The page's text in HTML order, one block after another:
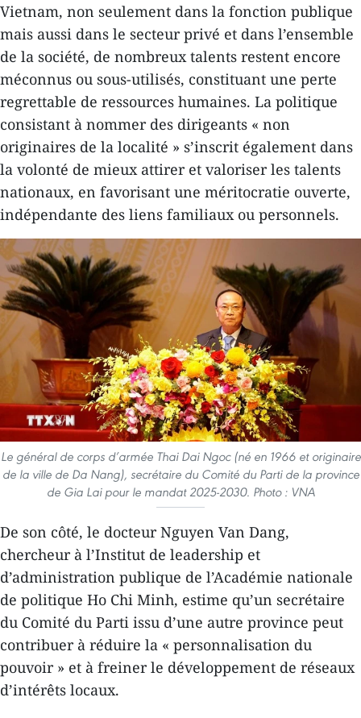
Vietnam, non seulement dans la fonction publique
mais aussi dans le secteur privé et dans l’ensemble
de la société, de nombreux talents restent encore
méconnus ou sous-utilisés, constituant une perte
regrettable de ressources humaines. La politique
consistant à nommer des dirigeants « non
originaires de la localité » s’inscrit également dans
la volonté de mieux attirer et valoriser les talents
nationaux, en favorisant une méritocratie ouverte,
indépendante des liens familiaux ou personnels.
Le général de corps d’armée Thai Dai Ngoc (né en 1966 et originaire
de la ville de Da Nang), secrétaire du Comité du Parti de la province
de Gia Lai pour le mandat 2025-2030. Photo : VNA
De son côté, le docteur Nguyen Van Dang,
chercheur à l’Institut de leadership et
d’administration publique de l’Académie nationale
de politique Ho Chi Minh, estime qu’un secrétaire
du Comité du Parti issu d’une autre province peut
contribuer à réduire la « personnalisation du
pouvoir » et à freiner le développement de réseaux
d’intérêts locaux.